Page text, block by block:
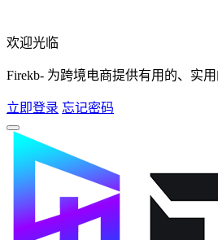
欢迎光临
Firekb- 为跨境电商提供有用的、实用
立即登录 忘记密码